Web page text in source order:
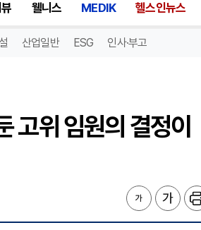
웰니스 MEDIK 헬스인뉴스
산업일반 ESG 인사·부고
고위 임원의 결정이